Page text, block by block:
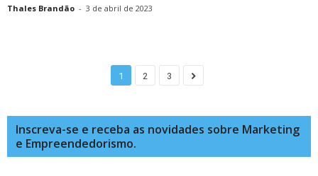
Thales Brandão - 3 de abril de 2023
1 2 3
Inscreva-se e receba as novidades sobre Marketing
e Empreendedorismo.